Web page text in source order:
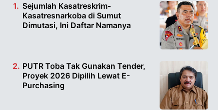
Sejumlah Kasatreskrim-
Kasatresnarkoba di Sumut
Dimutasi, Ini Daftar Namanya
PUTR Toba Tak Gunakan Tender,
Proyek 2026 Dipilih Lewat E-
Purchasing